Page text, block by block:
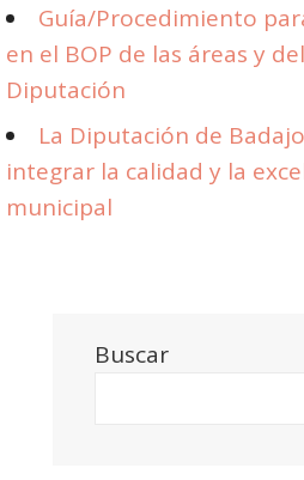
Guía/Procedimiento
en el BOP de las áreas y
Diputación
La Diputación de
integrar la calidad y la
municipal
Buscar